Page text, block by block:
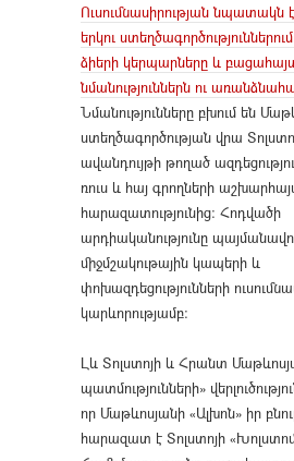
Ուսումնասիրության նպատակն
երկու
ձիերի կերպարները և
նմանություններն ու
Նմանությունները բխում են
ստեղծագործության վրա
ավանդույթի թողած
ռուս և հայ գրողների
հարազատությունից: Հոդվածի
արդիականությունը
միջմշակութային կապերի և
փոխազդեցությունների
կարևորությամբ:
Լև Տոլստոյի և Հրանտ
պատմությունների»
որ Մաթևոսյանի «Ալխոն» իր
հարազատ է Տոլստոյի